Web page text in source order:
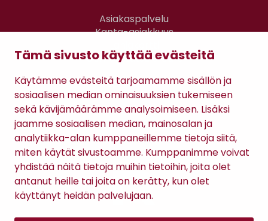
Tämä sivusto käyttää evästeitä
Käytämme evästeitä tarjoamamme sisällön ja
sosiaalisen median ominaisuuksien tukemiseen
sekä kävijämäärämme analysoimiseen. Lisäksi
jaamme sosiaalisen median, mainosalan ja
analytiikka-alan kumppaneillemme tietoja siitä,
miten käytät sivustoamme. Kumppanimme voivat
yhdistää näitä tietoja muihin tietoihin, joita olet
antanut heille tai joita on kerätty, kun olet
käyttänyt heidän palvelujaan.
Asiakaspalvelu
Kanta-asiakkuus
Gomee Ratsula Café
Sopimusehdot
Tietosuojaseloste
Maksutavat